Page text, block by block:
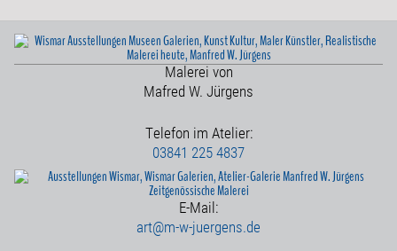
Malerei von
Mafred W. Jürgens
Telefon im Atelier:
03841 225 4837
E-Mail:
art@m-w-juergens.de